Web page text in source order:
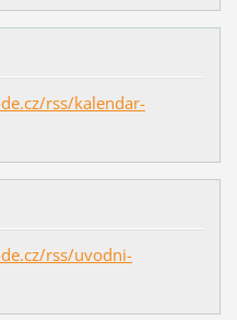
rss/kalendar-
rss/uvodni-